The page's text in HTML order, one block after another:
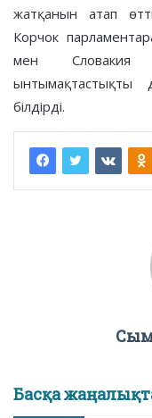
жатқанын атап
Корчок
мен Словакия
ынтымақтастықты
білдірді.
Басқа